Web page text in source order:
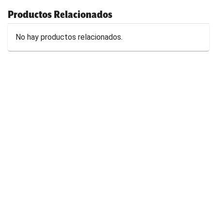
Productos Relacionados
No hay productos relacionados.